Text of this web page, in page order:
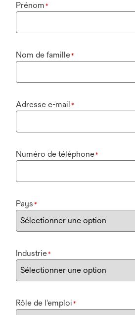
Prénom *
Nom de famille*
Adresse e-mail *
Numéro de téléphone*
Pays *
Industrie*
Rôle de l'emploi *